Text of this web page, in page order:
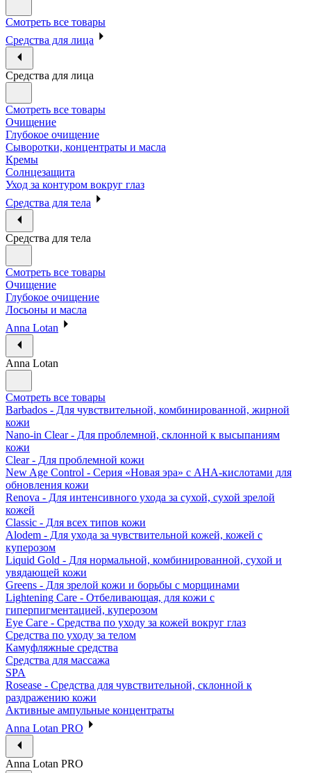
Смотреть все товары
Средства для лица
Средства для лица
Смотреть все товары
Очищение
Глубокое очищение
Сыворотки, концентраты и масла
Кремы
Солнцезащита
Уход за контуром вокруг глаз
Средства для тела
Средства для тела
Смотреть все товары
Очищение
Глубокое очищение
Лосьоны и масла
Anna Lotan
Anna Lotan
Смотреть все товары
Barbados - Для чувствительной, комбинированной, жирной
кожи
Nano-in Clear - Для проблемной, склонной к высыпаниям
кожи
Clear - Для проблемной кожи
New Age Control - Серия «Новая эра» с АНА-кислотами для
обновления кожи
Renova - Для интенсивного ухода за сухой, сухой зрелой
кожей
Classic - Для всех типов кожи
Alodem - Для ухода за чувствительной кожей, кожей с
куперозом
Liquid Gold - Для нормальной, комбинированной, сухой и
увядающей кожи
Greens - Для зрелой кожи и борьбы с морщинами
Lightening Care - Отбеливающая, для кожи с
гиперпигментацией, куперозом
Eye Саге - Средства по уходу за кожей вокруг глаз
Средства по уходу за телом
Камуфляжные средства
Средства для массажа
SPA
Rosease - Средства для чувствительной, склонной к
раздражению кожи
Активные ампульные концентраты
Anna Lotan PRO
Anna Lotan PRO